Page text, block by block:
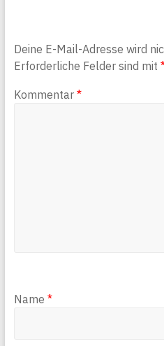
Deine E-Mail-Adresse wird
Erforderliche Felder sind mit
Kommentar *
Name *